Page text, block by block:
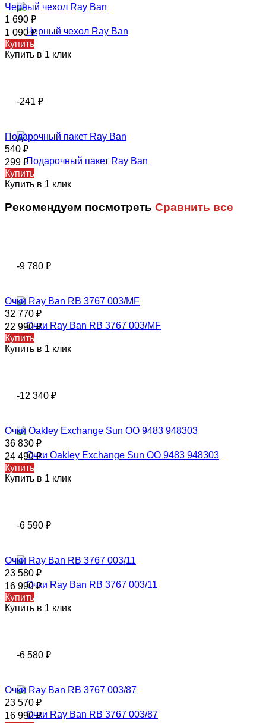
Черный чехол Ray Ban
1 690 ₽
1 090₽
Купить
Купить в 1 клик
-241 ₽
Подарочный пакет Ray Ban
540 ₽
299 ₽
Купить
Купить в 1 клик
Рекомендуем посмотреть Сравнить все
-9 780 ₽
Очки Ray Ban RB 3767 003/MF
32 770 ₽
22 990₽
Купить
Купить в 1 клик
-12 340 ₽
Очки Oаklеy Exchange Sun OO 9483 948303
36 830 ₽
24 490₽
Купить
Купить в 1 клик
-6 590 ₽
Очки Ray Ban RB 3767 003/11
23 580 ₽
16 990₽
Купить
Купить в 1 клик
-6 580 ₽
Очки Ray Ban RB 3767 003/87
23 570 ₽
16 990₽